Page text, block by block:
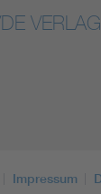
VERLAG
Impressum